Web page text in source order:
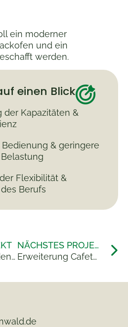
ein moderner
und ein
werden.
einen Blick
der Kapazitäten &
& geringere
Flexibilität &
Berufs
Multi-Hallenboden SKG Ober-Mumbach
NÄCHSTES PROJEKT
Erweiterung Cafeteria Therapiezentrum Janowicz